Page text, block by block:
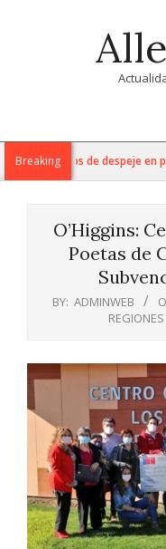
Navigation
MenuBreaking
trabajos de despeje en
O’Higgins:
Poetas de
BY: ADMINWEB
REGIONES